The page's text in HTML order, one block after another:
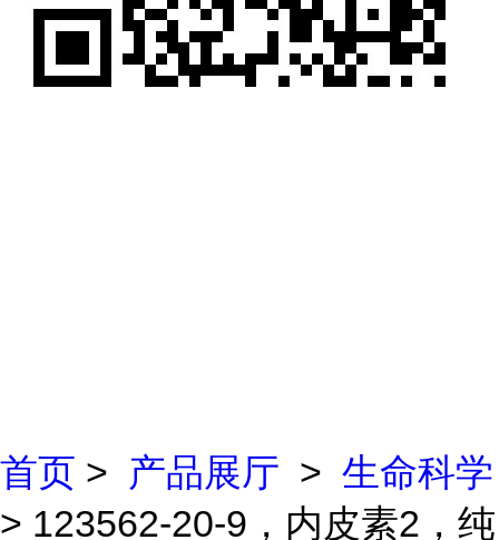
首页 > 产品展厅 > 生命科学
> 123562-20-9，内皮素2，纯